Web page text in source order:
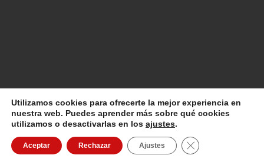
© 2026La Huella Digital– Todos los derechos reservados
Utilizamos cookies para ofrecerte la mejor experiencia en
nuestra web. Puedes aprender más sobre qué cookies
utilizamos o desactivarlas en los ajustes.
Aceptar Rechazar Ajustes Cerrar el banner